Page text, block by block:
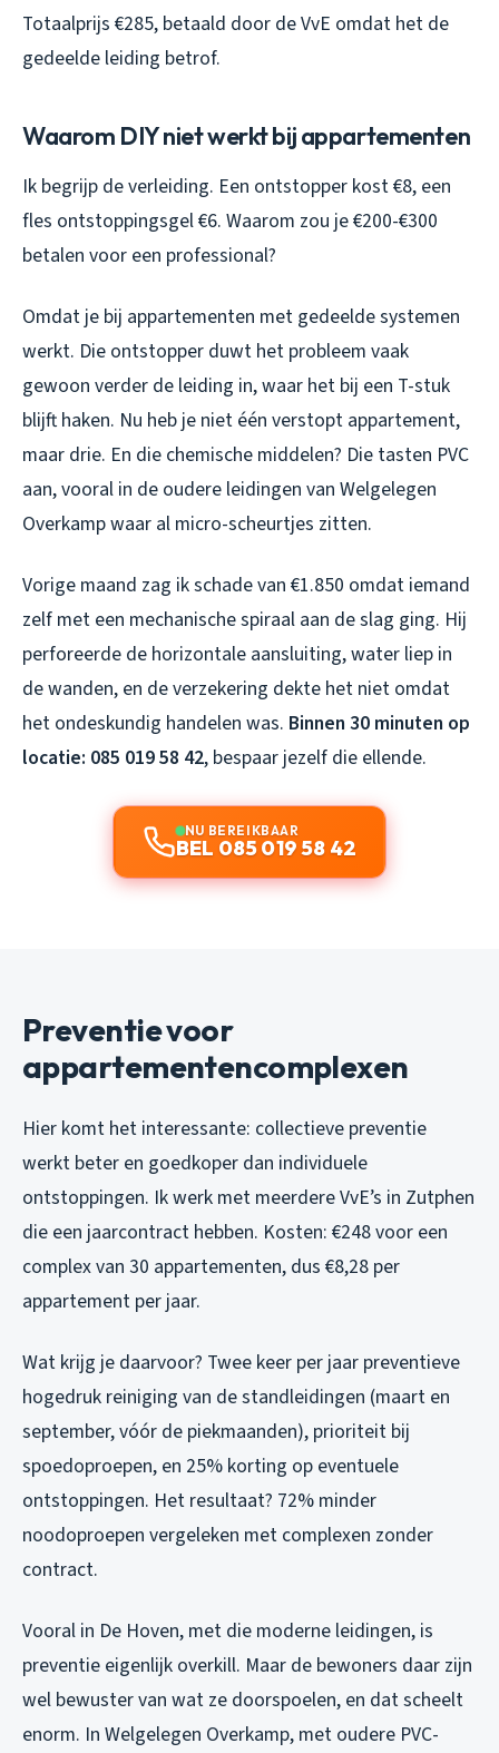
Totaalprijs €285, betaald door de VvE omdat het de
gedeelde leiding betrof.
Waarom DIY niet werkt bij appartementen
Ik begrijp de verleiding. Een ontstopper kost €8, een
fles ontstoppingsgel €6. Waarom zou je €200-€300
betalen voor een professional?
Omdat je bij appartementen met gedeelde systemen
werkt. Die ontstopper duwt het probleem vaak
gewoon verder de leiding in, waar het bij een T-stuk
blijft haken. Nu heb je niet één verstopt appartement,
maar drie. En die chemische middelen? Die tasten PVC
aan, vooral in de oudere leidingen van Welgelegen
Overkamp waar al micro-scheurtjes zitten.
Vorige maand zag ik schade van €1.850 omdat iemand
zelf met een mechanische spiraal aan de slag ging. Hij
perforeerde de horizontale aansluiting, water liep in
de wanden, en de verzekering dekte het niet omdat
het ondeskundig handelen was. Binnen 30 minuten op
locatie: 085 019 58 42, bespaar jezelf die ellende.
NU BEREIKBAAR
BEL 085 019 58 42
Preventie voor
appartementencomplexen
Hier komt het interessante: collectieve preventie
werkt beter en goedkoper dan individuele
ontstoppingen. Ik werk met meerdere VvE’s in Zutphen
die een jaarcontract hebben. Kosten: €248 voor een
complex van 30 appartementen, dus €8,28 per
appartement per jaar.
Wat krijg je daarvoor? Twee keer per jaar preventieve
hogedruk reiniging van de standleidingen (maart en
september, vóór de piekmaanden), prioriteit bij
spoedoproepen, en 25% korting op eventuele
ontstoppingen. Het resultaat? 72% minder
noodoproepen vergeleken met complexen zonder
contract.
Vooral in De Hoven, met die moderne leidingen, is
preventie eigenlijk overkill. Maar de bewoners daar zijn
wel bewuster van wat ze doorspoelen, en dat scheelt
enorm. In Welgelegen Overkamp, met oudere PVC-